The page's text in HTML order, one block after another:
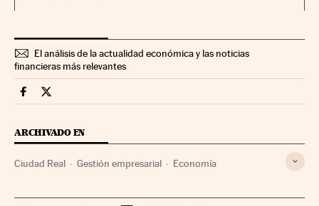
El análisis de la actualidad económica y las noticias
financieras más relevantes
Economia Cinco Días en Facebook
Economia Cinco Días en Twitter
ARCHIVADO EN
Ciudad Real Gestión empresarial Economía